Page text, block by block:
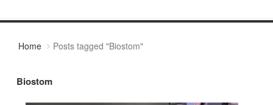
Home Posts tagged "Biostom"
Biostom